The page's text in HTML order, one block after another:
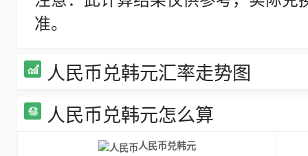
准。
人民币兑韩元汇率走势图
人民币兑韩元怎么算
人民币兑韩元